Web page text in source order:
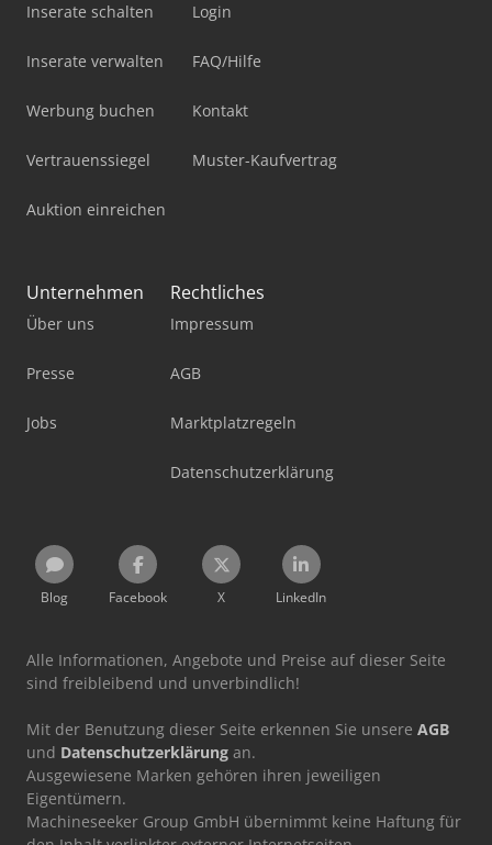
Inserate schalten
Inserate verwalten
Werbung buchen
Vertrauenssiegel
Auktion einreichen
Login
FAQ/Hilfe
Kontakt
Muster-Kaufvertrag
Unternehmen
Über uns
Presse
Jobs
Rechtliches
Impressum
AGB
Marktplatzregeln
Datenschutzerklärung
Blog Facebook X LinkedIn
Alle Informationen, Angebote und Preise auf dieser Seite
sind freibleibend und unverbindlich!
Mit der Benutzung dieser Seite erkennen Sie unsere AGB
und Datenschutzerklärung an.
Ausgewiesene Marken gehören ihren jeweiligen
Eigentümern.
Machineseeker Group GmbH übernimmt keine Haftung für